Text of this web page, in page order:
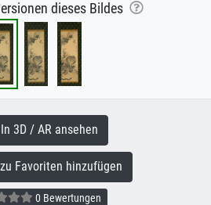
dieses Bildes
3D / AR ansehen
Favoriten hinzufügen
0 Bewertungen